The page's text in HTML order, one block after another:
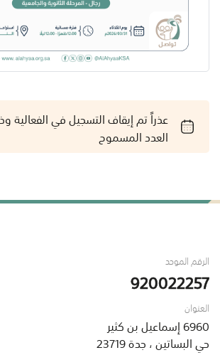
عذراً تم إيقاف التسجيل في الفعالية
العدد المسموح
الرقم الموحد
920022257
العنوان
6960 إسماعيل بن كثير
حي البساتين ، جدة 23719